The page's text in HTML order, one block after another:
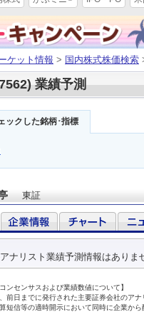
ケット情報 > 国内株式株価検索
業績予測
ックした銘柄･指標
東証